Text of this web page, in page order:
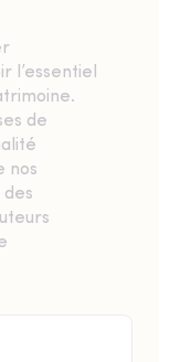
l’essentiel
de
nos